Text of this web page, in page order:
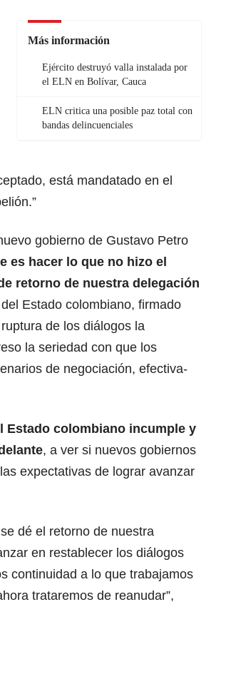
Más información
Ejército destruyó valla instalada por
el ELN en Bolívar, Cauca
ELN critica una posible paz total con
bandas delincuenciales
está mandatado en el
gobierno de Gustavo Petro
es hacer lo que no hizo el
retorno de nuestra delegación
Estado colombiano, firmado
de los diálogos la
la seriedad con que los
de negociación, efectiva-
Estado colombiano incumple y
, a ver si nuevos gobiernos
expectativas de lograr avanzar
dé el retorno de nuestra
en restablecer los diálogos
continuidad a lo que trabajamos
trataremos de reanudar”,